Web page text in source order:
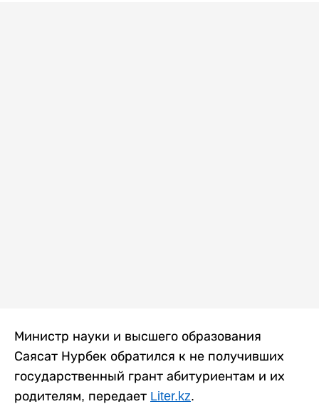
Министр науки и высшего образования
Саясат Нурбек обратился к не получивших
государственный грант абитуриентам и их
родителям, передает Liter.kz.